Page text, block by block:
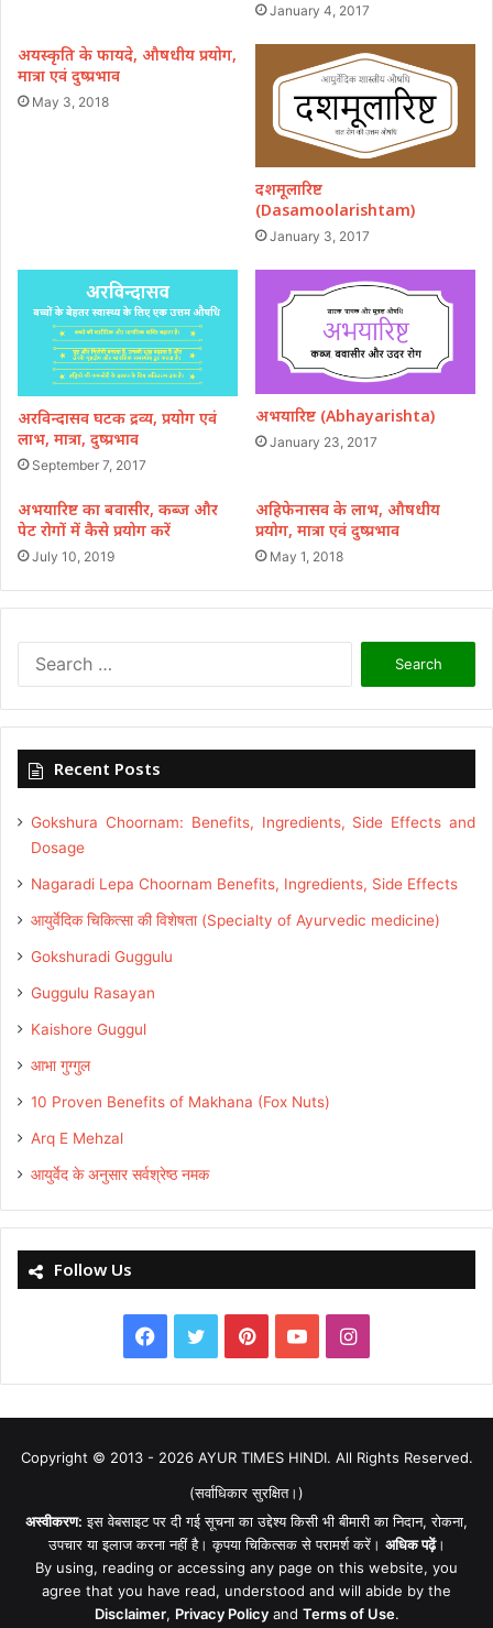
January 4, 2017
अयस्कृति के फायदे, औषधीय प्रयोग,
मात्रा एवं दुष्प्रभाव
May 3, 2018
दशमूलारिष्ट
(Dasamoolarishtam)
January 3, 2017
अरविन्दासव घटक द्रव्य, प्रयोग एवं
लाभ, मात्रा, दुष्प्रभाव
September 7, 2017
अभयारिष्ट (Abhayarishta)
January 23, 2017
अभयारिष्ट का बवासीर, कब्ज और
पेट रोगों में कैसे प्रयोग करें
July 10, 2019
अहिफेनासव के लाभ, औषधीय
प्रयोग, मात्रा एवं दुष्प्रभाव
May 1, 2018
Recent Posts
Gokshura Choornam: Benefits, Ingredients, Side Effects and
Dosage
Nagaradi Lepa Choornam Benefits, Ingredients, Side Effects
आयुर्वेदिक चिकित्सा की विशेषता (Specialty of Ayurvedic medicine)
Gokshuradi Guggulu
Guggulu Rasayan
Kaishore Guggul
आभा गुग्गुल
10 Proven Benefits of Makhana (Fox Nuts)
Arq E Mehzal
आयुर्वेद के अनुसार सर्वश्रेष्ठ नमक
Follow Us
Facebook
TwitterPinterestYouTubeInstagram
Copyright © 2013 - 2026 AYUR TIMES HINDI. All Rights Reserved.
(सर्वाधिकार सुरक्षित।)
अस्वीकरण: इस वेबसाइट पर दी गई सूचना का उद्देश्य किसी भी बीमारी का निदान, रोकना,
उपचार या इलाज करना नहीं है। कृपया चिकित्सक से परामर्श करें। अधिक पढ़ें।
By using, reading or accessing any page on this website, you
agree that you have read, understood and will abide by the
Disclaimer, Privacy Policyand Terms of Use.